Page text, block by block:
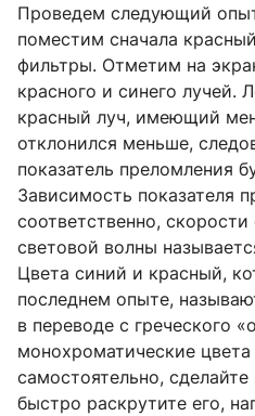
Проведем следующий
поместим сначала
фильтры. Отметим на
красного и синего лучей.
красный луч, имеющий
отклонился меньше,
показатель преломления
Зависимость показателя
соответственно,
световой волны
Цвета синий и красный,
последнем опыте,
в переводе с греческого
монохроматические
самостоятельно,
быстро раскрутите его,